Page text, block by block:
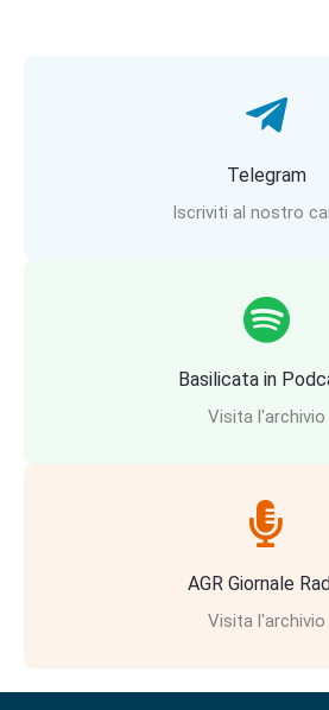
Telegram
Iscriviti al nostro
Basilicata in
Visita l'archivio
AGR Giornale
Visita l'archivio